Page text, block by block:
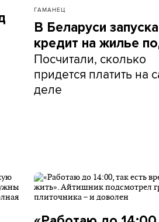
ГАМАНЕЦ
В Беларуси
кредит на жилье
Посчитали, сколько
придется платить на
деле